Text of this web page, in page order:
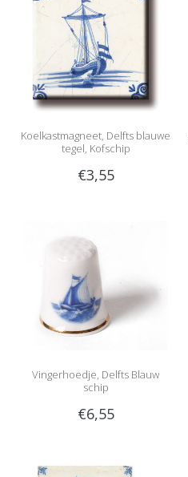
Koelkastmagneet, Delfts blauwe
tegel, Kofschip
€3,55
Vingerhoedje, Delfts Blauw
schip
€6,55